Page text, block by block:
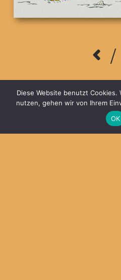
/
© 2026
Diese Website benutzt Cookies.
nutzen, gehen wir von Ihrem
OK